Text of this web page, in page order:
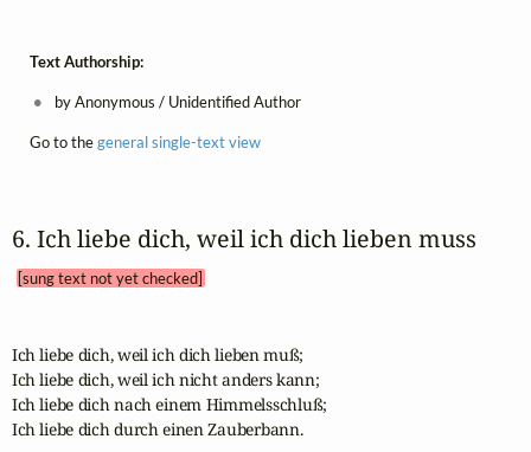
Text Authorship:
by Anonymous / Unidentified Author
Go to thegeneral single-text view
6. Ich liebe dich, weil ich dich lieben muss
[sung text not yet checked]
Ich liebe dich, weil ich dich lieben muß;
Ich liebe dich, weil ich nicht anders kann;
Ich liebe dich nach einem Himmelsschluß;
Ich liebe dich durch einen Zauberbann.